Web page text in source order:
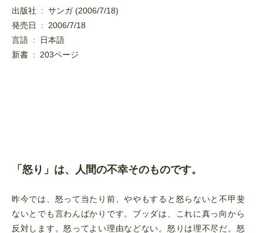
出版社 ‏ : ‎ サンガ (2006/7/18)
発売日 ‏ : ‎ 2006/7/18
言語 ‏ : ‎ 日本語
新書 ‏ : ‎ 203ページ
「怒り」は、人間の不幸そのものです。
昨今では、怒って当たり前、ややもすると怒らないと不甲斐
ないとでも言わんばかりです。ブッダは、これに真っ向から
反対します。怒ってよい理由などない。怒りは理不尽だ。怒